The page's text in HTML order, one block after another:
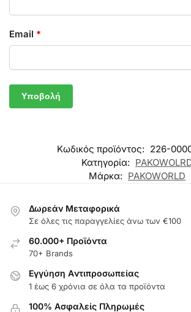
Email *
Κωδικός προϊόντος: 226-
Κατηγορία:
Μάρκα: PAKOWORLD
Δωρεάν Μεταφορικά
Σε όλες τις παραγγελίες άνω των €100
60.000+ Προϊόντα
70+ Brands
Εγγύηση Aντιπροσωπείας
1 έως 6 χρόνια σε όλα τα προϊόντα
100% Ασφαλείς Πληρωμές